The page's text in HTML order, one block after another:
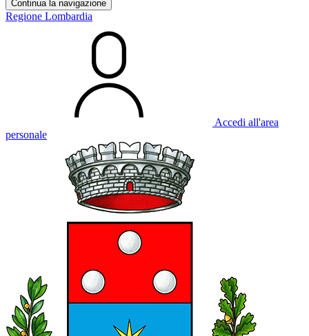
Continua la navigazione
Regione Lombardia
Accedi all'area
personale